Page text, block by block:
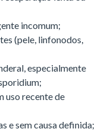
incomum;
(pele, linfonodos,
especialmente
uso recente de
e sem causa definida;